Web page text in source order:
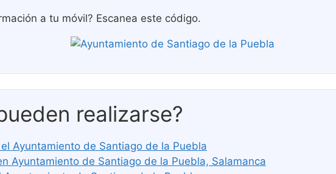
a tu móvil? Escanea este código.
realizarse?
Ayuntamiento de Santiago de la Puebla
Ayuntamiento de Santiago de la Puebla, Salamanca